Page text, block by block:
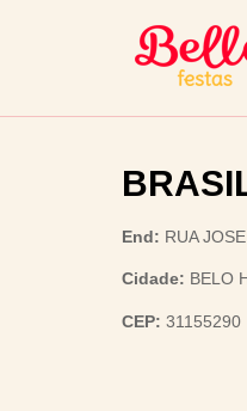
End: RUA
Cidade: BELO
CEP: 31155290